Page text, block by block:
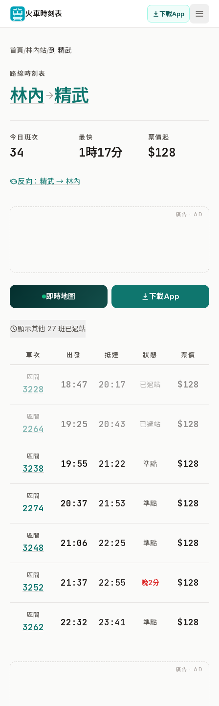
火車時刻表 下載App
首頁/林內站/到 精武
路線時刻表
林內 精武
今日班次
34
最快
1時17分
票價起
$128
反向：精武 → 林內
廣告 · AD
即時地圖 下載App
顯示其他 27 班已過站
車次 出發 抵達 狀態 票價
區間
3228 18:47 20:17 已過站 $128
區間
2264 19:25 20:43 已過站 $128
區間
3238 19:55 21:22 準點 $128
區間
2274 20:37 21:53 準點 $128
區間
3248 21:06 22:25 準點 $128
區間
3252 21:37 22:55 晚2分 $128
區間
3262 22:32 23:41 準點 $128
廣告 · AD